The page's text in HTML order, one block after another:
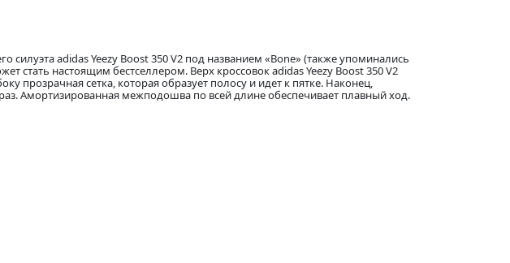
силуэта adidas Yeezy Boost 350 V2 под названием «Bone» (также упоминались
стать настоящим бестселлером. Верх кроссовок adidas Yeezy Boost 350 V2
прозрачная сетка, которая образует полосу и идет к пятке. Наконец,
Амортизированная межподошва по всей длине обеспечивает плавный ход.